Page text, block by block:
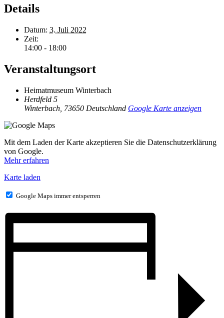
Details
Datum: 3. Juli 2022
Zeit:
14:00 - 18:00
Veranstaltungsort
Heimatmuseum Winterbach
Herdfeld 5
Winterbach 73650 Deutschland Google Karte anzeigen
Mit dem Laden der Karte akzeptieren Sie die Datenschutzerklärung
von Google.
Mehr erfahren
Karte laden
Google Maps immer entsperren